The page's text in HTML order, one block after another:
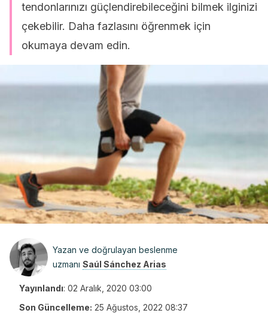
tendonlarınızı güçlendirebileceğini bilmek ilginizi
çekebilir. Daha fazlasını öğrenmek için
okumaya devam edin.
Yazan ve doğrulayan beslenme
uzmanı Saúl Sánchez Arias
Yayınlandı: 02 Aralık, 2020 03:00
Son Güncelleme: 25 Ağustos, 2022 08:37